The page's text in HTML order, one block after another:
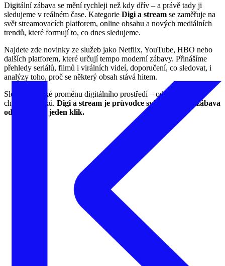
Digitální zábava se mění rychleji než kdy dřív – a právě tady ji
sledujeme v reálném čase. Kategorie Digi a stream se zaměřuje na
svět streamovacích platforem, online obsahu a nových mediálních
trendů, které formují to, co dnes sledujeme.
Najdete zde novinky ze služeb jako Netflix, YouTube, HBO nebo
dalších platforem, které určují tempo moderní zábavy. Přinášíme
přehledy seriálů, filmů i virálních videí, doporučení, co sledovat, i
analýzy toho, proč se některý obsah stává hitem.
Sledujeme také proměnu digitálního prostředí – od algoritmů po
chování diváků. Digi a stream je průvodce světem, kde se zábava
odehrává na jeden klik.